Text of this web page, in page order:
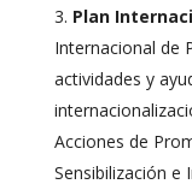
Plan
Internacional de
actividades y
Acciones de
Sensibilización e